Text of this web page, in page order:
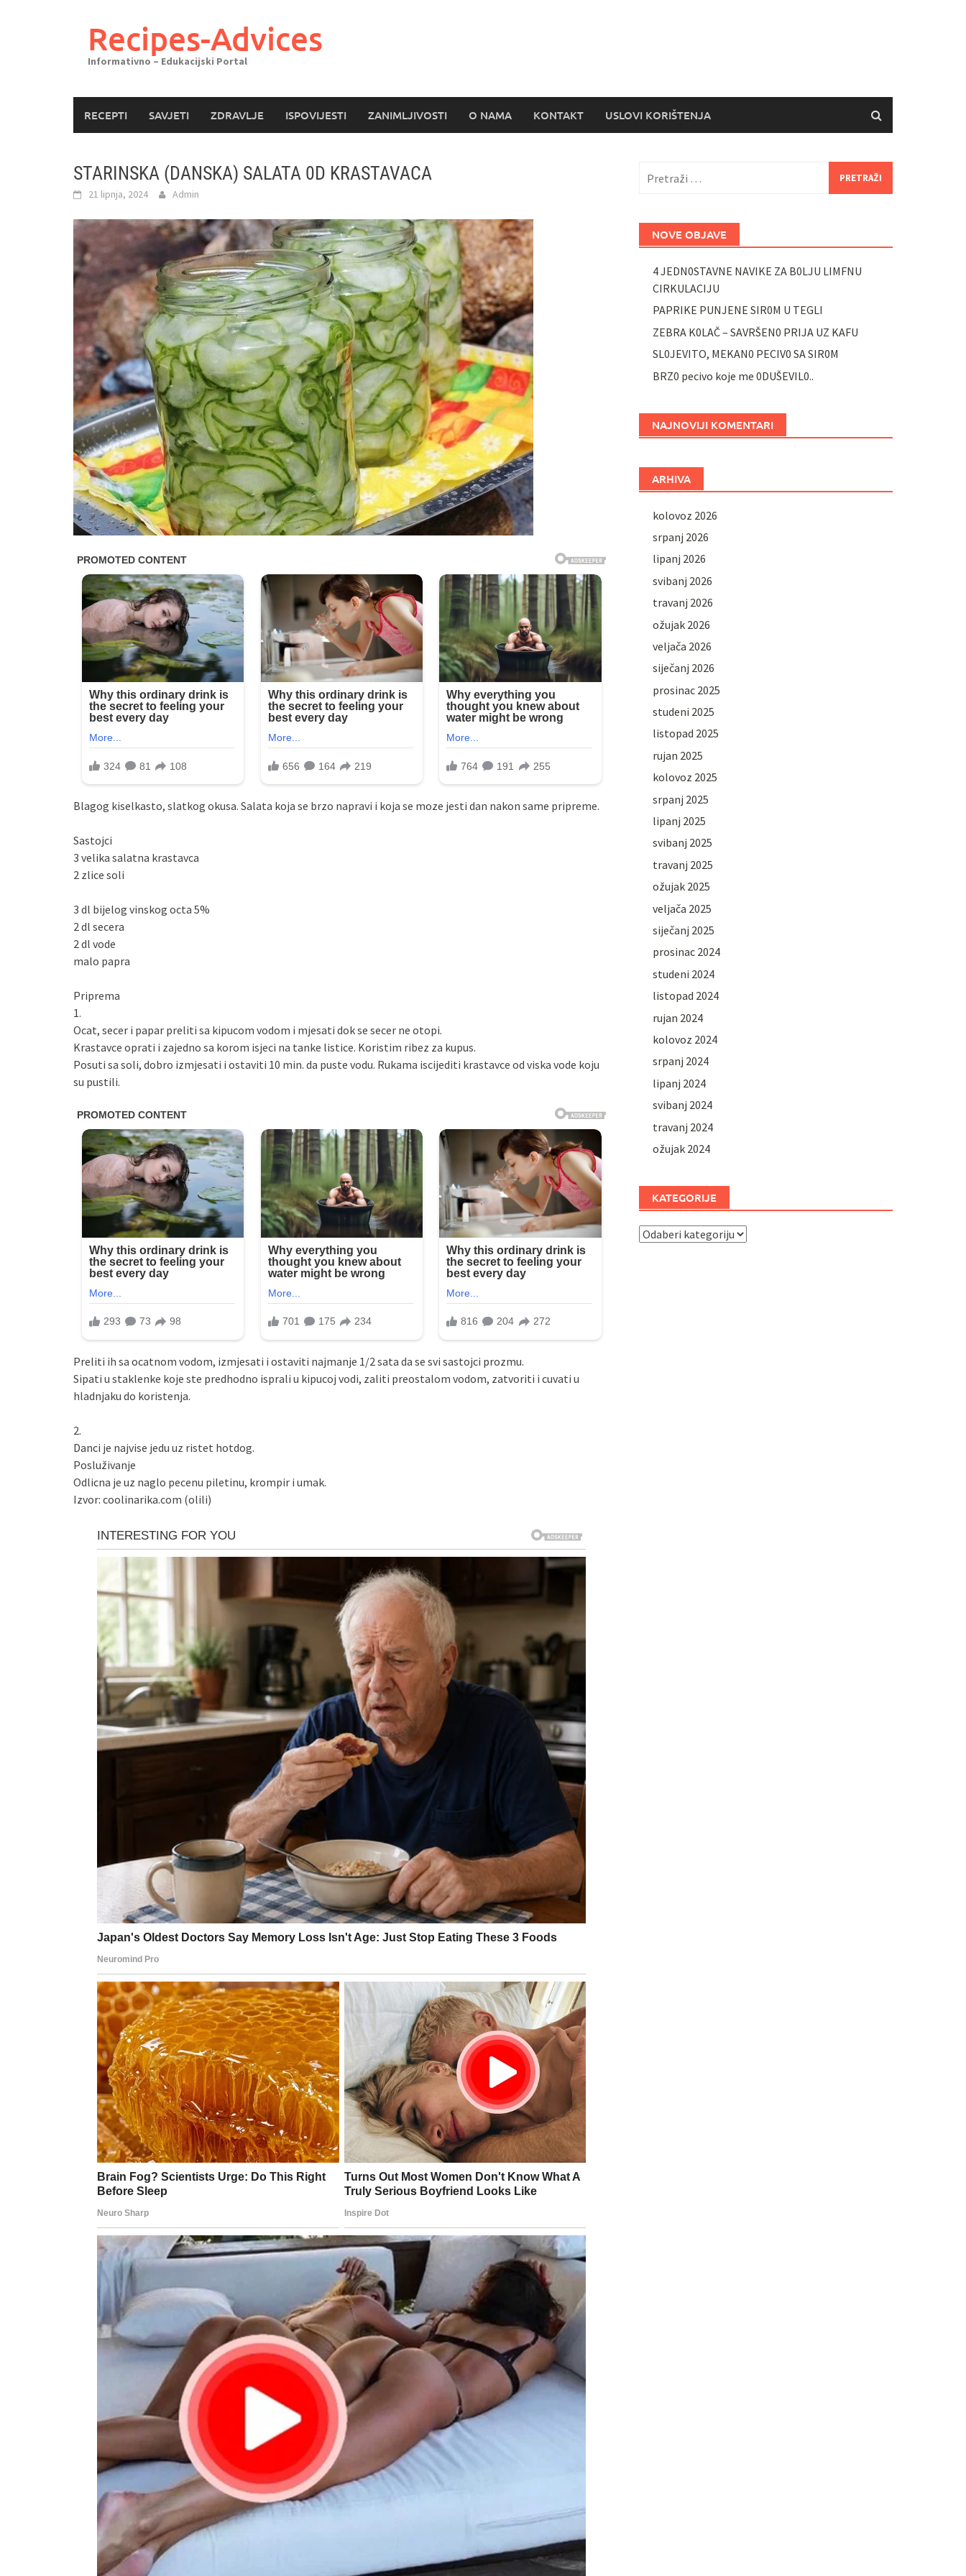
Recipes-Advices
Informativno – Edukacijski Portal
RECEPTI SAVJETI ZDRAVLJE ISPOVIJESTI ZANIMLJIVOSTI O NAMA KONTAKT USLOVI KORIŠTENJA
STARINSKA (DANSKA) SALATA 0D KRASTAVACA
21 lipnja, 2024 Admin
Blagog kiselkasto, slatkog okusa. Salata koja se brzo napravi i koja se moze jesti dan nakon same pripreme.
Sastojci
3 velika salatna krastavca
2 zlice soli
3 dl bijelog vinskog octa 5%
2 dl secera
2 dl vode
malo papra
Priprema
1.
Ocat, secer i papar preliti sa kipucom vodom i mjesati dok se secer ne otopi.
Krastavce oprati i zajedno sa korom isjeci na tanke listice. Koristim ribez za kupus.
Posuti sa soli, dobro izmjesati i ostaviti 10 min. da puste vodu. Rukama iscijediti krastavce od viska vode koju
su pustili.
Preliti ih sa ocatnom vodom, izmjesati i ostaviti najmanje 1/2 sata da se svi sastojci prozmu.
Sipati u staklenke koje ste predhodno isprali u kipucoj vodi, zaliti preostalom vodom, zatvoriti i cuvati u
hladnjaku do koristenja.
2.
Danci je najvise jedu uz ristet hotdog.
Posluživanje
Odlicna je uz naglo pecenu piletinu, krompir i umak.
Izvor: coolinarika.com (olili)
NOVE OBJAVE
4 JEDN0STAVNE NAVIKE ZA B0LJU LIMFNU
CIRKULACIJU
PAPRIKE PUNJENE SIR0M U TEGLI
ZEBRA K0LAČ – SAVRŠEN0 PRIJA UZ KAFU
SL0JEVITO, MEKAN0 PECIV0 SA SIR0M
BRZ0 pecivo koje me 0DUŠEVIL0..
NAJNOVIJI KOMENTARI
ARHIVA
kolovoz 2026
srpanj 2026
lipanj 2026
svibanj 2026
travanj 2026
ožujak 2026
veljača 2026
siječanj 2026
prosinac 2025
studeni 2025
listopad 2025
rujan 2025
kolovoz 2025
srpanj 2025
lipanj 2025
svibanj 2025
travanj 2025
ožujak 2025
veljača 2025
siječanj 2025
prosinac 2024
studeni 2024
listopad 2024
rujan 2024
kolovoz 2024
srpanj 2024
lipanj 2024
svibanj 2024
travanj 2024
ožujak 2024
KATEGORIJE
Kategorije